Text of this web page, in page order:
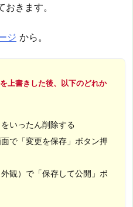
おきます。
ジ から。
上書きした後、以下のどれか
いったん削除する
で「変更を保存」ボタン押
観）で「保存して公開」ボ